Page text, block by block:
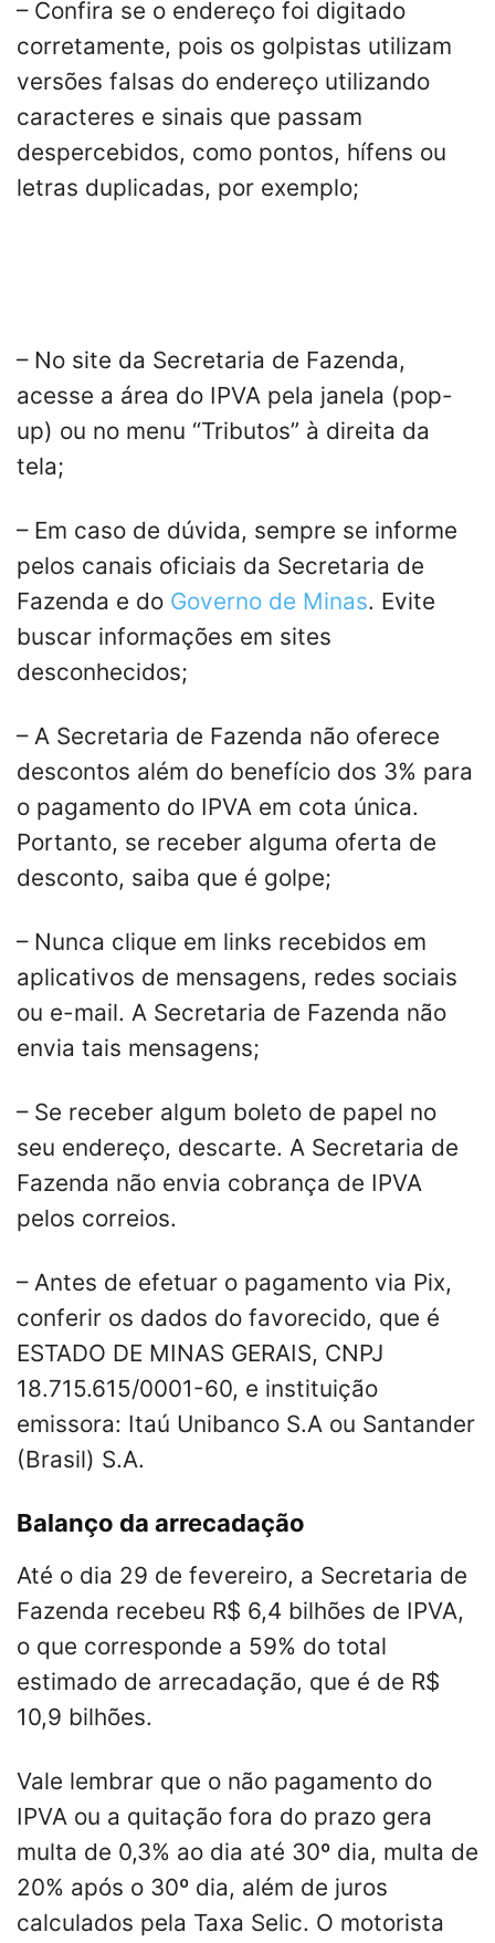
– Confira se o endereço foi digitado
corretamente, pois os golpistas utilizam
versões falsas do endereço utilizando
caracteres e sinais que passam
despercebidos, como pontos, hífens ou
letras duplicadas, por exemplo;
– No site da Secretaria de Fazenda,
acesse a área do IPVA pela janela (pop-
up) ou no menu “Tributos” à direita da
tela;
– Em caso de dúvida, sempre se informe
pelos canais oficiais da Secretaria de
Fazenda e do Governo de Minas. Evite
buscar informações em sites
desconhecidos;
– A Secretaria de Fazenda não oferece
descontos além do benefício dos 3% para
o pagamento do IPVA em cota única.
Portanto, se receber alguma oferta de
desconto, saiba que é golpe;
– Nunca clique em links recebidos em
aplicativos de mensagens, redes sociais
ou e-mail. A Secretaria de Fazenda não
envia tais mensagens;
– Se receber algum boleto de papel no
seu endereço, descarte. A Secretaria de
Fazenda não envia cobrança de IPVA
pelos correios.
– Antes de efetuar o pagamento via Pix,
conferir os dados do favorecido, que é
ESTADO DE MINAS GERAIS, CNPJ
18.715.615/0001-60, e instituição
emissora: Itaú Unibanco S.A ou Santander
(Brasil) S.A.
Balanço da arrecadação
Até o dia 29 de fevereiro, a Secretaria de
Fazenda recebeu R$ 6,4 bilhões de IPVA,
o que corresponde a 59% do total
estimado de arrecadação, que é de R$
10,9 bilhões.
Vale lembrar que o não pagamento do
IPVA ou a quitação fora do prazo gera
multa de 0,3% ao dia até 30º dia, multa de
20% após o 30º dia, além de juros
calculados pela Taxa Selic. O motorista